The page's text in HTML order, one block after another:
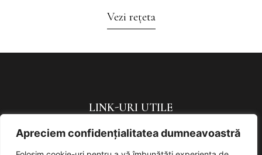
Apreciem confidențialitatea dumneavoastră
Vezi rețeta
LINK-URI UTILE
Politica de confidențialitate
Politică de cookies